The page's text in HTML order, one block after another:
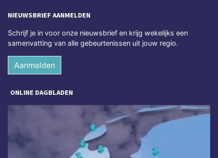
NIEUWSBRIEF AANMELDEN
Schrijf je in voor onze nieuwsbrief en krijg wekelijks een
samenvatting van alle gebeurtenissen uit jouw regio.
Aanmelden
ONLINE DAGBLADEN